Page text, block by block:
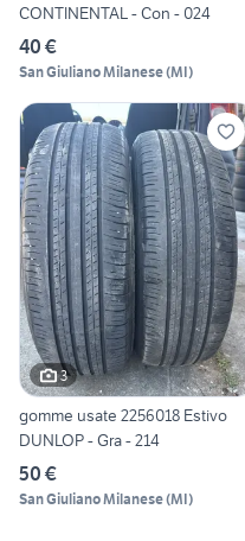
CONTINENTAL - Con - 024
40 €
San Giuliano Milanese(MI)
3
gomme usate 2256018 Estivo
DUNLOP - Gra - 214
50 €
San Giuliano Milanese(MI)